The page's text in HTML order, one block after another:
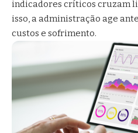
indicadores críticos cruzam
isso, a administração age
custos e sofrimento.